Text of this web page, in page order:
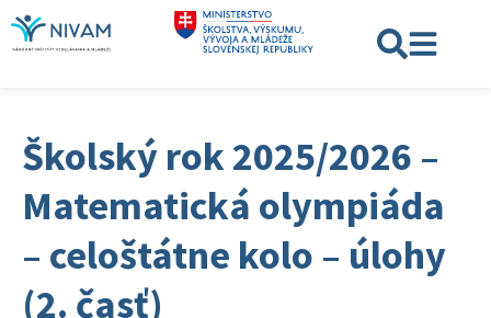
Školský rok 2025/2026 –
Matematická olympiáda
– celoštátne kolo – úlohy
(2. časť)